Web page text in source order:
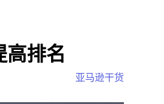
高排名
亚马逊干货